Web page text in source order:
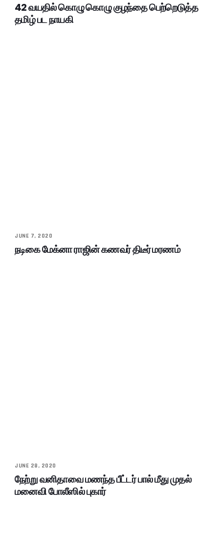
42 வயதில் கொழு கொழு குழந்தை பெற்றெடுத்த
தமிழ் பட நாயகி
JUNE 7, 2020
நடிகை மேக்னா ராஜின் கணவர் திடீர் மரணம்
JUNE 28, 2020
நேற்று வனிதாவை மணந்த பீட்டர் பால் மீது முதல்
மனைவி போலீஸில் புகார்